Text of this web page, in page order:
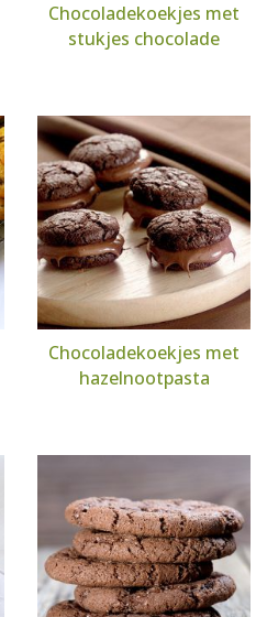
Chocoladekoekjes met
stukjes chocolade
Chocoladekoekjes met
hazelnootpasta